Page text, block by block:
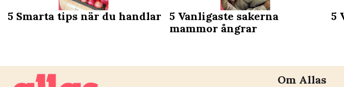
5 Smarta tips när du handlar
5 Vanligaste sakerna
mammor ångrar
Om Allas